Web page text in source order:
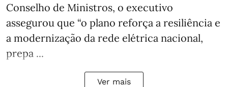
Conselho de Ministros, o executivo
assegurou que “o plano reforça a resiliência e
a modernização da rede elétrica nacional,
prepa ...
Ver mais